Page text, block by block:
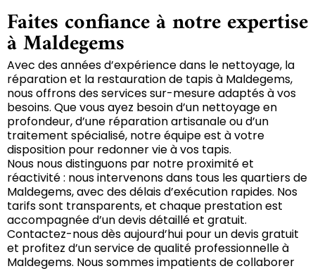
Faites confiance à notre expertise
à Maldegems
Avec des années d’expérience dans le nettoyage, la
réparation et la restauration de tapis à Maldegems,
nous offrons des services sur-mesure adaptés à vos
besoins. Que vous ayez besoin d’un nettoyage en
profondeur, d’une réparation artisanale ou d’un
traitement spécialisé, notre équipe est à votre
disposition pour redonner vie à vos tapis.
Nous nous distinguons par notre proximité et
réactivité : nous intervenons dans tous les quartiers de
Maldegems, avec des délais d’exécution rapides. Nos
tarifs sont transparents, et chaque prestation est
accompagnée d’un devis détaillé et gratuit.
Contactez-nous dès aujourd’hui pour un devis gratuit
et profitez d’un service de qualité professionnelle à
Maldegems. Nous sommes impatients de collaborer